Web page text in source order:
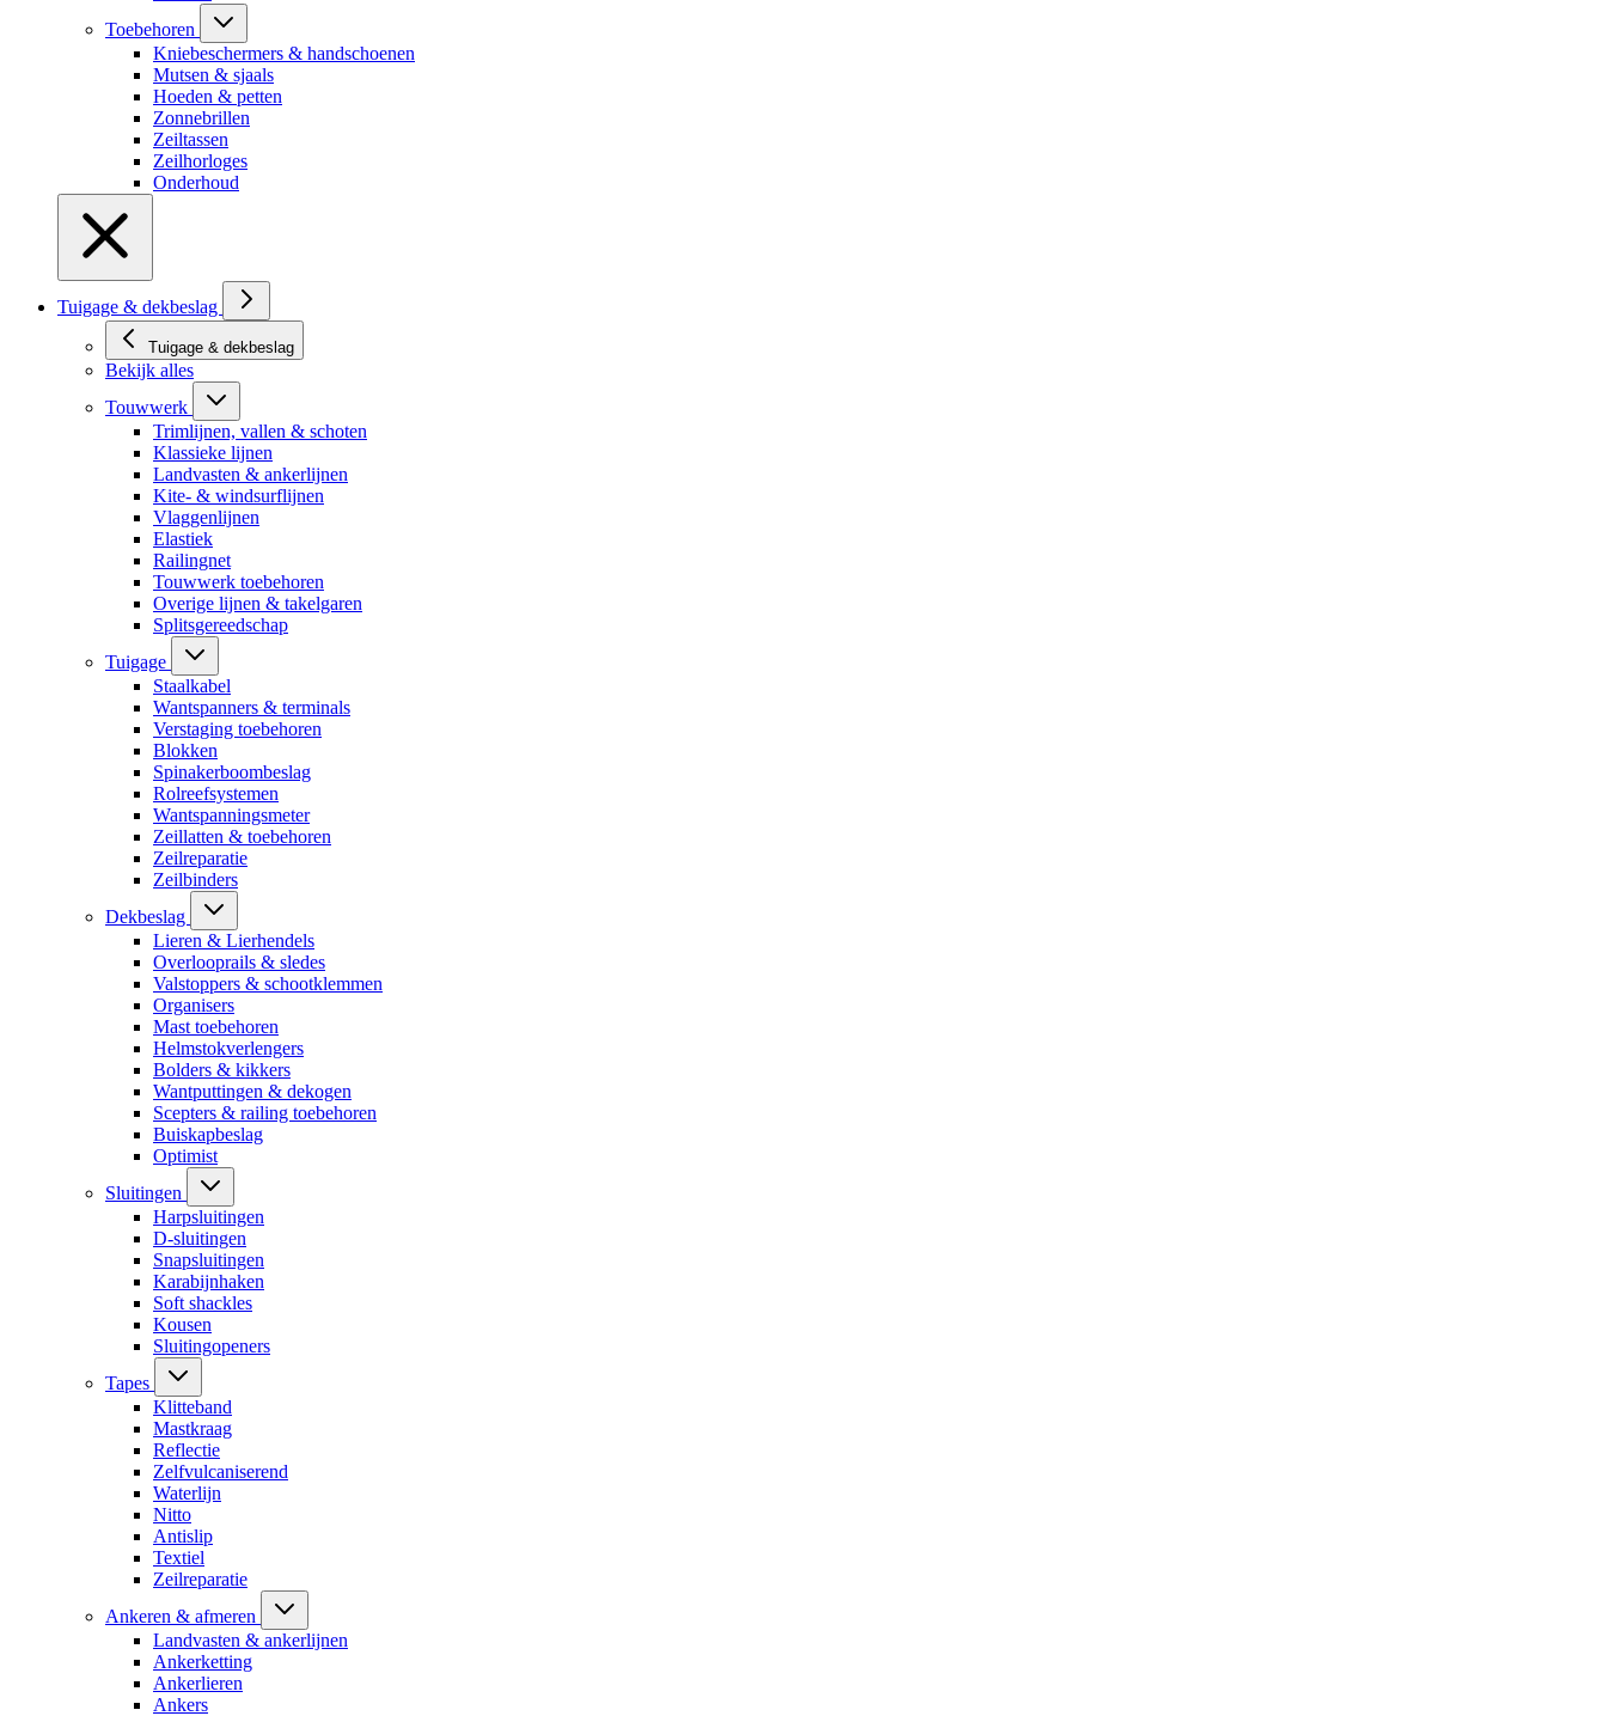
Toebehoren
Kniebeschermers & handschoenen
Mutsen & sjaals
Hoeden & petten
Zonnebrillen
Zeiltassen
Zeilhorloges
Onderhoud
Tuigage & dekbeslag
Tuigage & dekbeslag
Bekijk alles
Touwwerk
Trimlijnen, vallen & schoten
Klassieke lijnen
Landvasten & ankerlijnen
Kite- & windsurflijnen
Vlaggenlijnen
Elastiek
Railingnet
Touwwerk toebehoren
Overige lijnen & takelgaren
Splitsgereedschap
Tuigage
Staalkabel
Wantspanners & terminals
Verstaging toebehoren
Blokken
Spinakerboombeslag
Rolreefsystemen
Wantspanningsmeter
Zeillatten & toebehoren
Zeilreparatie
Zeilbinders
Dekbeslag
Lieren & Lierhendels
Overlooprails & sledes
Valstoppers & schootklemmen
Organisers
Mast toebehoren
Helmstokverlengers
Bolders & kikkers
Wantputtingen & dekogen
Scepters & railing toebehoren
Buiskapbeslag
Optimist
Sluitingen
Harpsluitingen
D-sluitingen
Snapsluitingen
Karabijnhaken
Soft shackles
Kousen
Sluitingopeners
Tapes
Klitteband
Mastkraag
Reflectie
Zelfvulcaniserend
Waterlijn
Nitto
Antislip
Textiel
Zeilreparatie
Ankeren & afmeren
Landvasten & ankerlijnen
Ankerketting
Ankerlieren
Ankers